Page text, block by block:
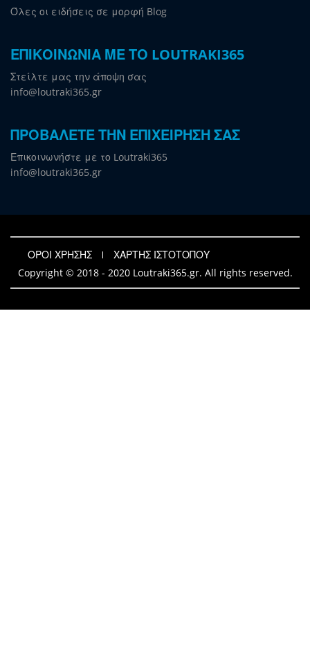
Όλες οι ειδήσεις σε μορφή Blog
ΕΠΙΚΟΙΝΩΝΙΑ ΜΕ ΤΟ LOUTRAKI365
Στείλτε μας την άποψη σας
info@loutraki365.gr
ΠΡΟΒΑΛΕΤΕ ΤΗΝ ΕΠΙΧΕΙΡΗΣΗ ΣΑΣ
Επικοινωνήστε με το Loutraki365
info@loutraki365.gr
ΟΡΟΙ ΧΡΗΣΗΣ
ΧΑΡΤΗΣ ΙΣΤΟΤΟΠΟΥ
Copyright © 2018 - 2020 Loutraki365.gr. All rights reserved.